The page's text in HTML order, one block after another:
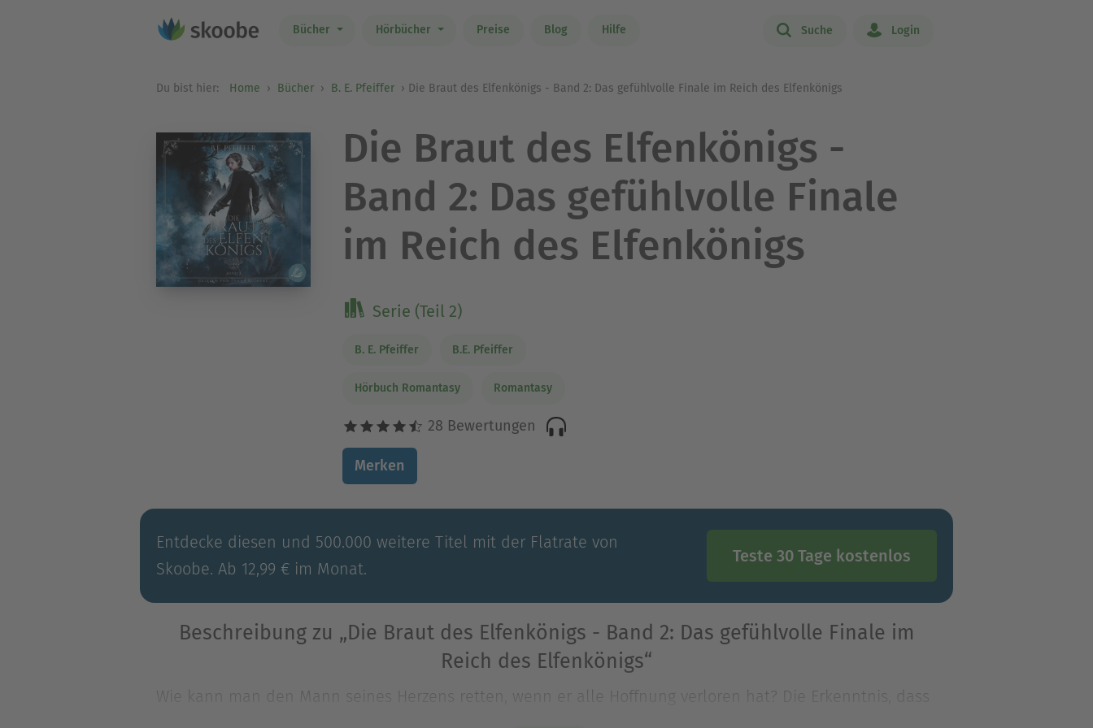
Bücher Hörbücher Preise Blog Hilfe Suche Login
Du bist hier: Home Bücher B. E. Pfeiffer Die Braut des Elfenkönigs - Band 2: Das gefühlvolle Finale im Reich des Elfenkönigs
Die Braut des Elfenkönigs -
Band 2: Das gefühlvolle Finale
im Reich des Elfenkönigs
Serie (Teil 2)
B. E. Pfeiffer B.E. Pfeiffer
Hörbuch Romantasy Romantasy
28 Bewertungen
Merken
Entdecke diesen und 500.000 weitere Titel mit der Flatrate von
Skoobe. Ab 12,99 € im Monat.
Teste 30 Tage kostenlos
Beschreibung zu „Die Braut des Elfenkönigs - Band 2: Das gefühlvolle Finale im
Reich des Elfenkönigs“
Wie kann man den Mann seines Herzens retten, wenn er alle Hoffnung verloren hat? Die Erkenntnis, dass